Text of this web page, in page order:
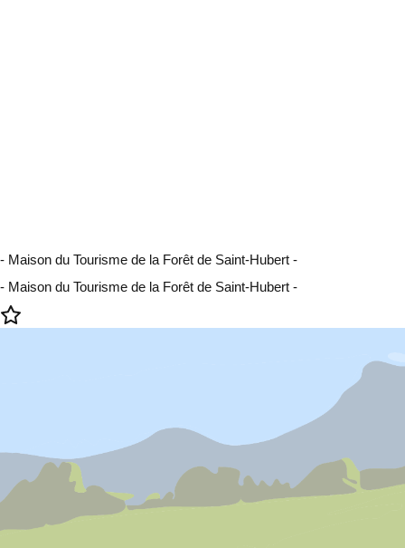
- Maison du Tourisme de la Forêt de Saint-Hubert -
- Maison du Tourisme de la Forêt de Saint-Hubert -